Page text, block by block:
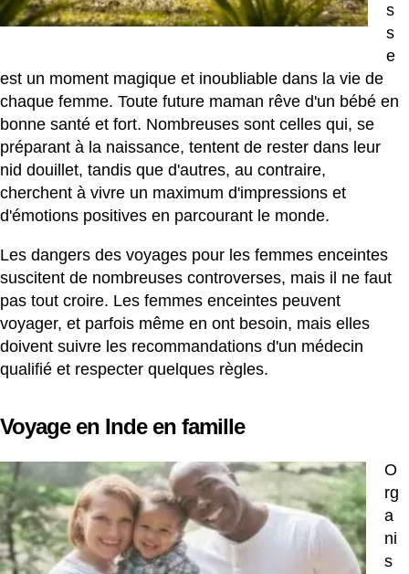
s
s
e
est un moment magique et inoubliable dans la vie de
chaque femme. Toute future maman rêve d'un bébé en
bonne santé et fort. Nombreuses sont celles qui, se
préparant à la naissance, tentent de rester dans leur
nid douillet, tandis que d'autres, au contraire,
cherchent à vivre un maximum d'impressions et
d'émotions positives en parcourant le monde.
Les dangers des voyages pour les femmes enceintes
suscitent de nombreuses controverses, mais il ne faut
pas tout croire. Les femmes enceintes peuvent
voyager, et parfois même en ont besoin, mais elles
doivent suivre les recommandations d'un médecin
qualifié et respecter quelques règles.
Voyage en Inde en famille
O
rg
a
ni
s